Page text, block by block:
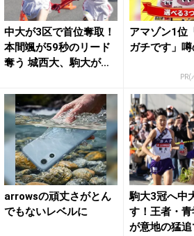
中大が3区で首位奪取！
本間颯が59秒のリード
奪う 城西大、駒大が追
アマゾン1位
ガチです」
arrowsの頑丈さがとん
でもないレベルに
駒大3冠へ中
す！王者・
が意地の猛